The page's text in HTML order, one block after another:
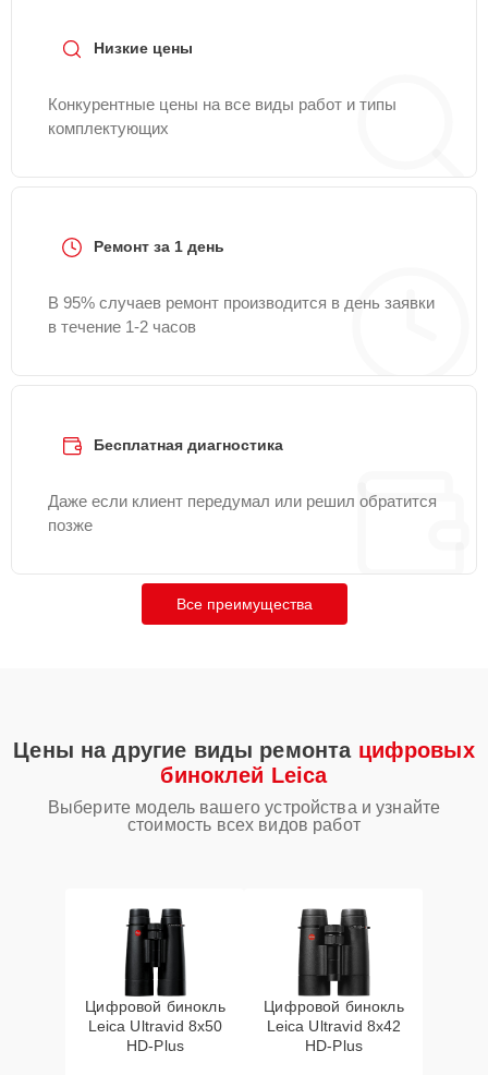
Низкие цены
Конкурентные цены на все виды работ и типы
комплектующих
Ремонт за 1 день
В 95% случаев ремонт производится в день заявки
в течение 1-2 часов
Бесплатная диагностика
Даже если клиент передумал или решил обратится
позже
Все преимущества
Цены на другие виды ремонта цифровых
биноклей Leica
Выберите модель вашего устройства и узнайте
стоимость всех видов работ
Цифровой бинокль
Leica Ultravid 8x50
HD-Plus
Цифровой бинокль
Leica Ultravid 8x42
HD-Plus